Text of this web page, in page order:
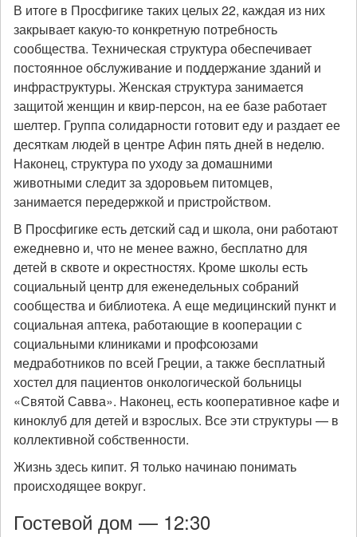
В итоге в Просфигике таких целых 22, каждая из них
закрывает какую-то конкретную потребность
сообщества. Техническая структура обеспечивает
постоянное обслуживание и поддержание зданий и
инфраструктуры. Женская структура занимается
защитой женщин и квир-персон, на ее базе работает
шелтер. Группа солидарности готовит еду и раздает ее
десяткам людей в центре Афин пять дней в неделю.
Наконец, структура по уходу за домашними
животными следит за здоровьем питомцев,
занимается передержкой и пристройством.
В Просфигике есть детский сад и школа, они работают
ежедневно и, что не менее важно, бесплатно для
детей в сквоте и окрестностях. Кроме школы есть
социальный центр для еженедельных собраний
сообщества и библиотека. А еще медицинский пункт и
социальная аптека, работающие в кооперации с
социальными клиниками и профсоюзами
медработников по всей Греции, а также бесплатный
хостел для пациентов онкологической больницы
«Святой Савва». Наконец, есть кооперативное кафе и
киноклуб для детей и взрослых. Все эти структуры — в
коллективной собственности.
Жизнь здесь кипит. Я только начинаю понимать
происходящее вокруг.
Гостевой дом — 12:30